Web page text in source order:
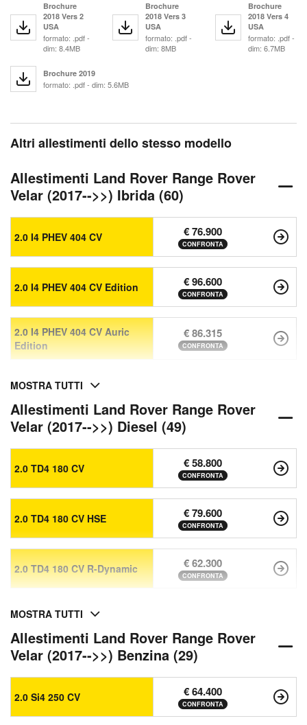
Brochure
2018 Vers 2
USA
formato: .pdf -
dim: 8.4MB
Brochure
2018 Vers 3
USA
formato: .pdf -
dim: 8MB
Brochure
2018 Vers 4
USA
formato: .pdf -
dim: 6.7MB
Brochure 2019
formato: .pdf - dim: 5.6MB
Altri allestimenti dello stesso modello
Allestimenti Land Rover Range Rover
Velar (2017-->>) Ibrida (60)
2.0 I4 PHEV 404 CV € 76.900
CONFRONTA
2.0 I4 PHEV 404 CV Edition € 96.600
CONFRONTA
2.0 I4 PHEV 404 CV Auric
Edition
€ 86.315
CONFRONTA
MOSTRA TUTTI
Allestimenti Land Rover Range Rover
Velar (2017-->>) Diesel (49)
2.0 TD4 180 CV € 58.800
CONFRONTA
2.0 TD4 180 CV HSE € 79.600
CONFRONTA
2.0 TD4 180 CV R-Dynamic € 62.300
CONFRONTA
MOSTRA TUTTI
Allestimenti Land Rover Range Rover
Velar (2017-->>) Benzina (29)
2.0 Si4 250 CV € 64.400
CONFRONTA